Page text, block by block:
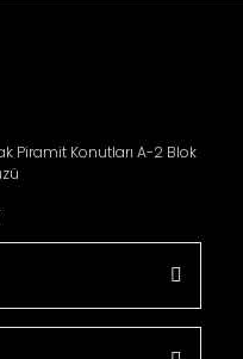
Piramit Konutları A-2 Blok